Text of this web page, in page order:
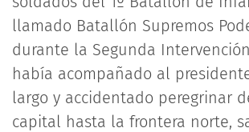
llamado Batallón Supremos
durante la Segunda
había acompañado al
largo y accidentado peregrinar
capital hasta la frontera norte,